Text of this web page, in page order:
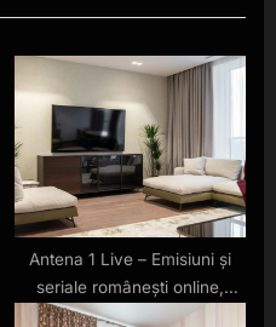
Antena 1 Live – Emisiuni și
seriale românești online,
gratuit și HD